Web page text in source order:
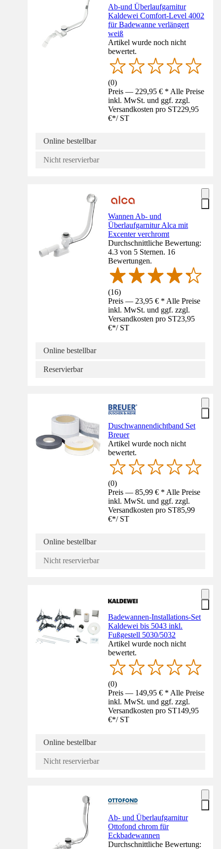
Ab-und Überlaufgarnitur
Kaldewei Comfort-Level 4002
für Badewanne verlängert
weiß
Artikel wurde noch nicht
bewertet.
(0)
Preis — 229,95 € * Alle Preise
inkl. MwSt. und ggf. zzgl.
Versandkosten pro ST229,95
€*/ ST
Online bestellbar
Nicht reservierbar
Wannen Ab- und
Überlaufgarnitur Alca mit
Excenter verchromt
Durchschnittliche Bewertung:
4.3 von 5 Sternen. 16
Bewertungen.
(16)
Preis — 23,95 € * Alle Preise
inkl. MwSt. und ggf. zzgl.
Versandkosten pro ST23,95
€*/ ST
Online bestellbar
Reservierbar
Duschwannendichtband Set
Breuer
Artikel wurde noch nicht
bewertet.
(0)
Preis — 85,99 € * Alle Preise
inkl. MwSt. und ggf. zzgl.
Versandkosten pro ST85,99
€*/ ST
Online bestellbar
Nicht reservierbar
Badewannen-Installations-Set
Kaldewei bis 5043 inkl.
Fußgestell 5030/5032
Artikel wurde noch nicht
bewertet.
(0)
Preis — 149,95 € * Alle Preise
inkl. MwSt. und ggf. zzgl.
Versandkosten pro ST149,95
€*/ ST
Online bestellbar
Nicht reservierbar
Ab- und Überlaufgarnitur
Ottofond chrom für
Eckbadewannen
Durchschnittliche Bewertung: